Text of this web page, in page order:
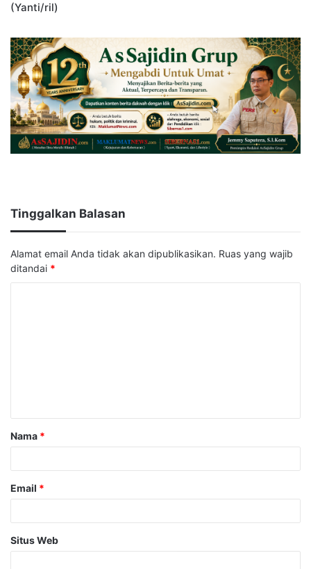
(Yanti/ril)
Tinggalkan Balasan
Alamat email Anda tidak akan dipublikasikan. Ruas yang wajib
ditandai *
a
r
Nama *
Email *
Situs Web